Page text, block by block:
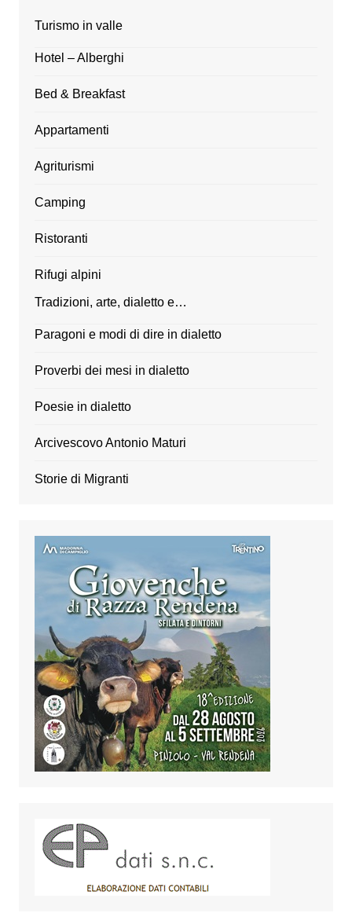
Turismo in valle
Hotel – Alberghi
Bed & Breakfast
Appartamenti
Agriturismi
Camping
Ristoranti
Rifugi alpini
Tradizioni, arte, dialetto e…
Paragoni e modi di dire in dialetto
Proverbi dei mesi in dialetto
Poesie in dialetto
Arcivescovo Antonio Maturi
Storie di Migranti